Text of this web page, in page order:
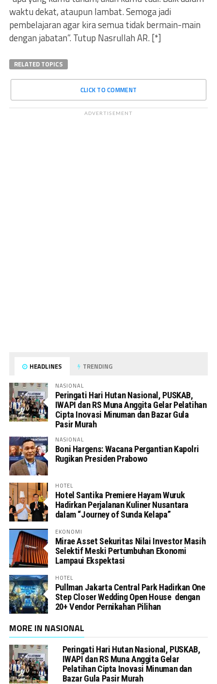
waktu dekat, ataupun lambat. Semoga jadi
pembelajaran agar kira semua tidak bermain-main
dengan jabatan”. Tutup Nasrullah AR. [*]
RELATED TOPICS
CLICK TO COMMENT
ADVERTISEMENT
HEADLINES TRENDING
NASIONAL
Peringati Hari Hutan Nasional, PUSKAB,
IWAPI dan RS Muna Anggita Gelar Pelatihan
Cipta Inovasi Minuman dan Bazar Gula
Pasir Murah
NASIONAL
Boni Hargens: Wacana Pergantian Kapolri
Rugikan Presiden Prabowo
HOTEL
Hotel Santika Premiere Hayam Wuruk
Hadirkan Perjalanan Kuliner Nusantara
dalam “Journey of Sunda Kelapa”
EKONOMI
Mirae Asset Sekuritas Nilai Investor Masih
Selektif Meski Pertumbuhan Ekonomi
Lampaui Ekspektasi
HOTEL
Pullman Jakarta Central Park Hadirkan One
Step Closer Wedding Open House dengan
20+ Vendor Pernikahan Pilihan
MORE IN NASIONAL
Peringati Hari Hutan Nasional, PUSKAB,
IWAPI dan RS Muna Anggita Gelar
Pelatihan Cipta Inovasi Minuman dan
Bazar Gula Pasir Murah